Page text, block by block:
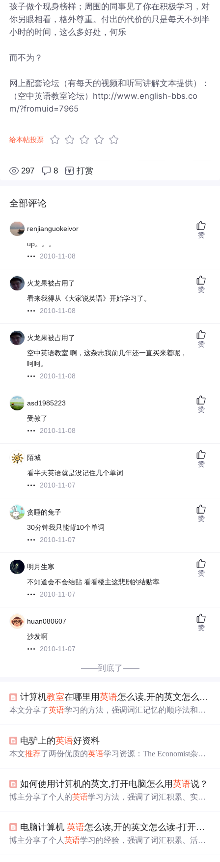
孩子做个现身榜样；周围的同事见了你在积极学习，对
你另眼相看，格外尊重。付出的代价的只是每天不到半
小时的时间，这么多好处，何乐
而不为？
网上配套论坛（有每天的视频和听写讲解文本提供）：
（空中英语教室论坛）http://www.english-bbs.co
m/?fromuid=7965
给本帖投票
297 8 打赏
全部评论
renjianguokeivor
up。。。
2010-11-08
赞
火龙果被占用了
看来我得从《大家说英语》开始学习了。
2010-11-08
赞
火龙果被占用了
空中英语教室 啊，这杂志我前几年还一直买来着呢，
呵呵。
2010-11-08
赞
asd1985223
受教了
2010-11-08
赞
陌城
看半天英语就是没记住几个单词
2010-11-07
赞
贪睡的兔子
30分钟我只能背10个单词
2010-11-07
赞
明月生寒
不知道会不会结贴 看看楼主这悲剧的结贴率
2010-11-07
赞
huan080607
沙发啊
2010-11-07
赞
——到底了——
计算机教室在哪里用英语怎么读,开的英文怎么读-打开电脑怎么用
本文分享了英语学习的方法，强调词汇记忆的顺序法和结
了十条外语学习经验，包括坚持学习、多样化的练习和利
用生活场景。最后，作者推荐了三种教材和李阳的教学资
电驴上的英语好资料
本文推荐了两份优质的英语学习资源：The Economist杂
合提高听力水平。
如何使用计算机的英文,打开电脑怎么用英语说？
博主分享了个人的英语学习方法，强调了词汇积累、实际
结构不够严谨。此外，还提供了学习外语的十条经验，包
括持之以恒、灵活学习、实践应用等。
电脑计算机英语怎么读,开的英文怎么读-打开电脑怎么用
博主分享了个人英语学习的经验，强调了词汇积累、活学